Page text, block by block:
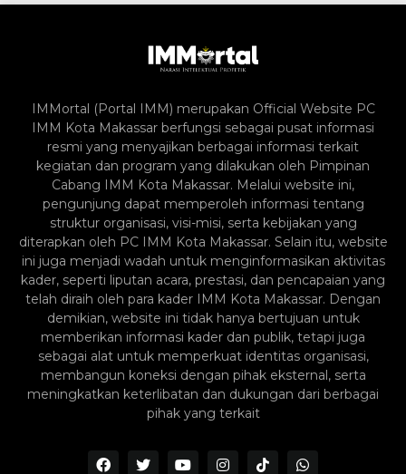
IMMortal (Portal IMM) merupakan Official Website PC
IMM Kota Makassar berfungsi sebagai pusat informasi
resmi yang menyajikan berbagai informasi terkait
kegiatan dan program yang dilakukan oleh Pimpinan
Cabang IMM Kota Makassar. Melalui website ini,
pengunjung dapat memperoleh informasi tentang
struktur organisasi, visi-misi, serta kebijakan yang
diterapkan oleh PC IMM Kota Makassar. Selain itu, website
ini juga menjadi wadah untuk menginformasikan aktivitas
kader, seperti liputan acara, prestasi, dan pencapaian yang
telah diraih oleh para kader IMM Kota Makassar. Dengan
demikian, website ini tidak hanya bertujuan untuk
memberikan informasi kader dan publik, tetapi juga
sebagai alat untuk memperkuat identitas organisasi,
membangun koneksi dengan pihak eksternal, serta
meningkatkan keterlibatan dan dukungan dari berbagai
pihak yang terkait